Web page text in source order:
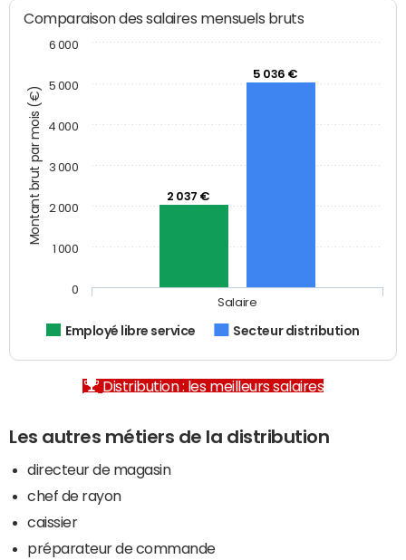
Montant brut par mois (€)
Comparaison des salaires mensuels bruts
2 037 €
5 036 €
Employé libre service Secteur distribution
Salaire
0
1 000
2 000
3 000
4 000
5 000
6 000
Distribution : les meilleurs salaires
Les autres métiers de la distribution
directeur de magasin
chef de rayon
caissier
préparateur de commande